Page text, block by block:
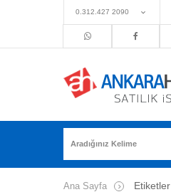
0.312.427 2090
Ana Sayfa Etiketler